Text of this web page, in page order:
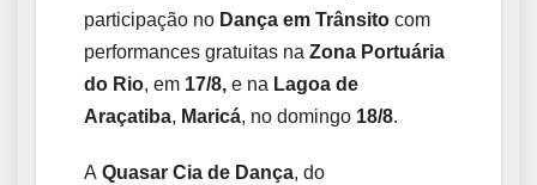
participação no Dança em Trânsito com
performances gratuitas na Zona Portuária
do Rio, em 17/8, e na Lagoa de
Araçatiba, Maricá, no domingo 18/8.
A Quasar Cia de Dança, do